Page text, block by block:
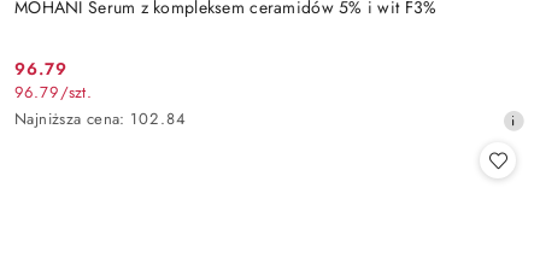
MOHANI Serum z kompleksem ceramidów 5% i wit F3%
Cena
promocyjna:
96.79
96.79/szt.
Najniższa
Najniższa cena: 102.84